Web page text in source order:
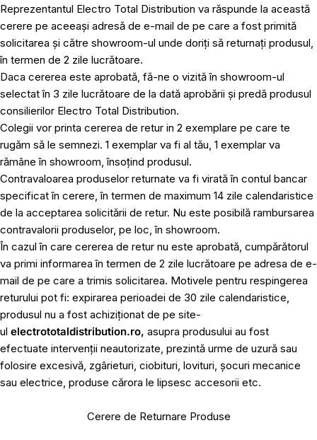
Reprezentantul Electro Total Distribution va răspunde la această
cerere pe aceeași adresă de e-mail de pe care a fost primită
solicitarea și către showroom-ul unde doriți să returnați produsul,
în termen de 2 zile lucrătoare.
Daca cererea este aprobată, fă-ne o vizită în showroom-ul
selectat în 3 zile lucrătoare de la dată aprobării și predă produsul
consilierilor Electro Total Distribution.
Colegii vor printa cererea de retur in 2 exemplare pe care te
rugăm să le semnezi. 1 exemplar va fi al tău, 1 exemplar va
rămâne în showroom, însoțind produsul.
Contravaloarea produselor returnate va fi virată în contul bancar
specificat în cerere, în termen de maximum 14 zile calendaristice
de la acceptarea solicitării de retur. Nu este posibilă rambursarea
contravalorii produselor, pe loc, în showroom.
În cazul în care cererea de retur nu este aprobată, cumpărătorul
va primi informarea în termen de 2 zile lucrătoare pe adresa de e-
mail de pe care a trimis solicitarea. Motivele pentru respingerea
returului pot fi: expirarea perioadei de 30 zile calendaristice,
produsul nu a fost achiziționat de pe site-
ul electrototaldistribution.ro, asupra produsului au fost
efectuate intervenții neautorizate, prezintă urme de uzură sau
folosire excesivă, zgârieturi, ciobituri, lovituri, șocuri mecanice
sau electrice, produse cărora le lipsesc accesorii etc.
Cerere de Returnare Produse